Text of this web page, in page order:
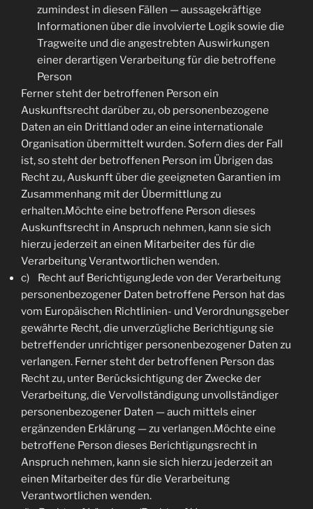
zumindest in diesen Fällen — aussagekräftige
Informationen über die involvierte Logik sowie die
Tragweite und die angestrebten Auswirkungen
einer derartigen Verarbeitung für die betroffene
Person
Ferner steht der betroffenen Person ein
Auskunftsrecht darüber zu, ob personenbezogene
Daten an ein Drittland oder an eine internationale
Organisation übermittelt wurden. Sofern dies der Fall
ist, so steht der betroffenen Person im Übrigen das
Recht zu, Auskunft über die geeigneten Garantien im
Zusammenhang mit der Übermittlung zu
erhalten.Möchte eine betroffene Person dieses
Auskunftsrecht in Anspruch nehmen, kann sie sich
hierzu jederzeit an einen Mitarbeiter des für die
Verarbeitung Verantwortlichen wenden.
c) Recht auf BerichtigungJede von der Verarbeitung
personenbezogener Daten betroffene Person hat das
vom Europäischen Richtlinien- und Verordnungsgeber
gewährte Recht, die unverzügliche Berichtigung sie
betreffender unrichtiger personenbezogener Daten zu
verlangen. Ferner steht der betroffenen Person das
Recht zu, unter Berücksichtigung der Zwecke der
Verarbeitung, die Vervollständigung unvollständiger
personenbezogener Daten — auch mittels einer
ergänzenden Erklärung — zu verlangen.Möchte eine
betroffene Person dieses Berichtigungsrecht in
Anspruch nehmen, kann sie sich hierzu jederzeit an
einen Mitarbeiter des für die Verarbeitung
Verantwortlichen wenden.